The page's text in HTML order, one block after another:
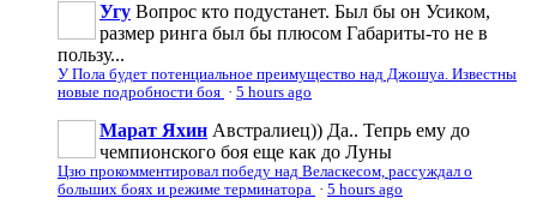
Угу Вопрос кто подустанет. Был бы он Усиком,
размер ринга был бы плюсом Габариты-то не в
пользу...
У Пола будет потенциальное преимущество над Джошуа. Известны
новые подробности боя · 5 hours ago
Марат Яхин Австралиец)) Да.. Тепрь ему до
чемпионского боя еще как до Луны
Цзю прокомментировал победу над Веласкесом, рассуждал о
больших боях и режиме терминатора · 5 hours ago